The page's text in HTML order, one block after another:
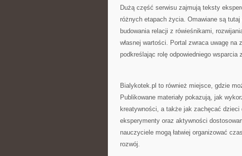
Dużą część serwisu zajmują teksty
różnych etapach życia. Omawiane są
budowania relacji z rówieśnikami,
własnej wartości. Portal zwraca uwagę
podkreślając rolę odpowiedniego
Bialykotek.pl to również miejsce, gdzie
Publikowane materiały pokazują, jak
kreatywności, a także jak zachęcać
eksperymenty oraz aktywności
nauczyciele mogą łatwiej organizować
rozwój.